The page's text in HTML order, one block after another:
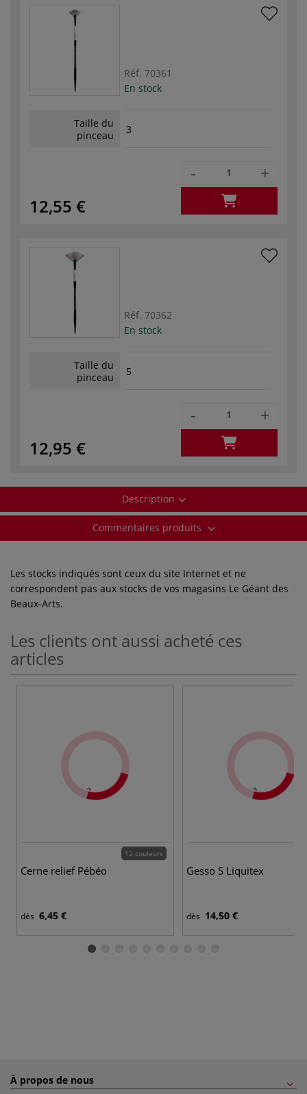
Réf. 70361
En stock
Taille du
pinceau
3
12,55 €
- +
Réf. 70362
En stock
Taille du
pinceau
5
12,95 €
- +
Description
Commentaires produits
Les stocks indiqués sont ceux du site Internet et ne
correspondent pas aux stocks de vos magasins Le Géant des
Beaux-Arts.
Les clients ont aussi acheté ces
articles
12 couleurs
Cerne relief Pébéo
dès 6,45 €
Gesso S Liquitex
dès 14,50 €
À propos de nous